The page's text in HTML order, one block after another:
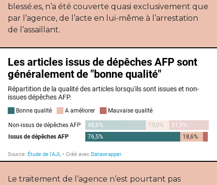
blessé.es, n’a été couverte quasi exclusivement que
par l’agence, de l’acte en lui-même à l’arrestation
de l’assaillant.
Le traitement de l’agence n’est pourtant pas